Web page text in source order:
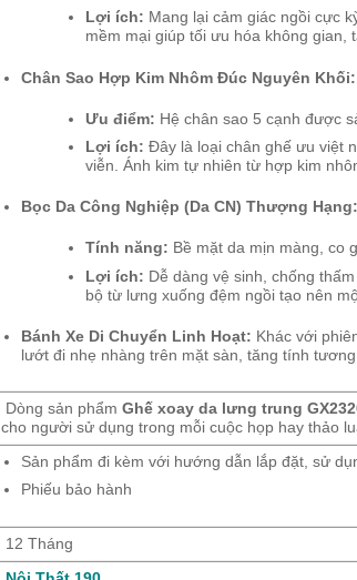
Lợi ích: Mang lại cảm giác ngồi cực
mềm mại giúp tối ưu hóa không gian,
Chân Sao Hợp Kim Nhôm Đúc Nguyên Khối:
Ưu điểm: Hệ chân sao 5 cạnh được
Lợi ích: Đây là loại chân ghế ưu việt
viễn. Ánh kim tự nhiên từ hợp kim
Bọc Da Công Nghiệp (Da CN) Thượng Hạng:
Tính năng: Bề mặt da mịn màng, co
Lợi ích: Dễ dàng vệ sinh, chống
bộ từ lưng xuống đệm ngồi tạo nên
Bánh Xe Di Chuyển Linh Hoạt: Khác với
lướt đi nhẹ nhàng trên mặt sàn, tăng tính
Dòng sản phẩmGhế xoay da lưng trung
cho người sử dụng trong mỗi cuộc họp hay thảo
Sản phẩm đi kèm với hướng dẫn lắp đặt, sử
Phiếu bảo hành
12 Tháng